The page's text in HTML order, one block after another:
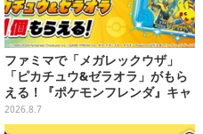
ファミマで「メガレックウザ」
「ピカチュウ&ゼラオラ」がもら
える！『ポケモンフレンダ』キャ
ンペーンが8月11日開始
2026.8.7